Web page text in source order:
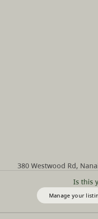
Is this
Manage your
380 Westwood Rd,